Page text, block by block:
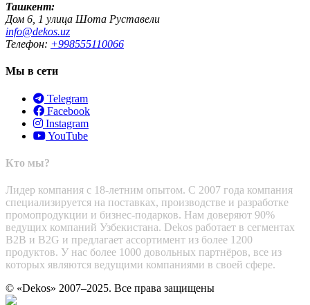
Ташкент:
Дом 6, 1 улица Шота Руставели
info@dekos.uz
Телефон: +998555110066
Мы в сети
Telegram
Facebook
Instagram
YouTube
Кто мы?
Лидер компания с 18-летним опытом. С 2007 года компания
специализируется на поставках, производстве и разработке
промопродукции и бизнес-подарков. Нам доверяют 90%
ведущих компаний Узбекистана. Dekos работает в сегментах
B2B и B2G и предлагает ассортимент из более 1200
продуктов. У нас более 1000 довольных партнёров, все из
которых являются ведущими компаниями в своей сфере.
© «Dekos» 2007–2025. Все права защищены